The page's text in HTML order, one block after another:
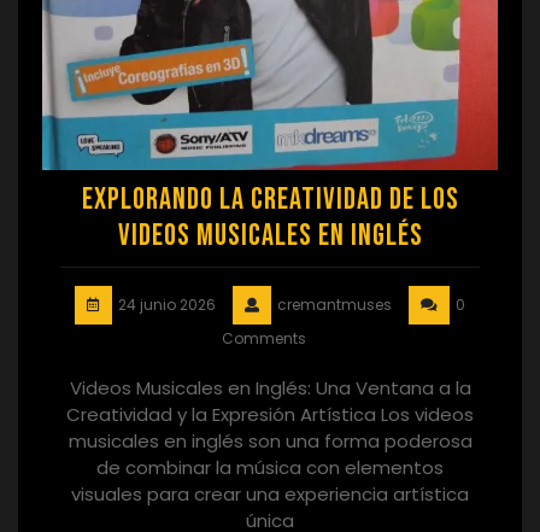
Explorando la Creatividad de los
Videos Musicales en Inglés
24 junio 2026 cremantmuses
0
Comments
Videos Musicales en Inglés: Una Ventana a la
Creatividad y la Expresión Artística Los videos
musicales en inglés son una forma poderosa
de combinar la música con elementos
visuales para crear una experiencia artística
única